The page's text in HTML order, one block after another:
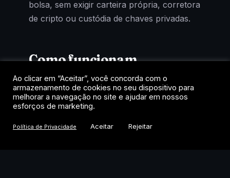
bolsa, sem exigir carteira própria, corretora
de cripto ou custódia de chaves privadas.
Como funcionam
Cada cota representa uma fração de um
fundo que mantém exposição ao criptoativo
de referência. A negociação acontece no
home broker, como uma ação, com
Ao clicar em “Aceitar”, você concorda com o
armazenamento de cookies no seu dispositivo para
melhorar a navegação no site e ajudar em nossos
esforços de marketing.
Política de Privacidade Aceitar Rejeitar